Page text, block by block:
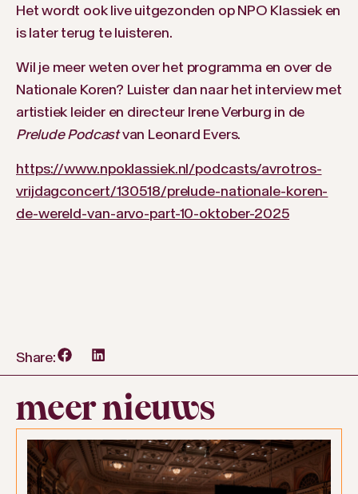
Het wordt ook live uitgezonden op NPO Klassiek en
is later terug te luisteren.
Wil je meer weten over het programma en over de
Nationale Koren? Luister dan naar het interview met
artistiek leider en directeur Irene Verburg in de
Prelude Podcastvan Leonard Evers.
https://www.npoklassiek.nl/podcasts/avrotros-
vrijdagconcert/130518/prelude-nationale-koren-
de-wereld-van-arvo-part-10-oktober-2025
Share:
meer nieuws